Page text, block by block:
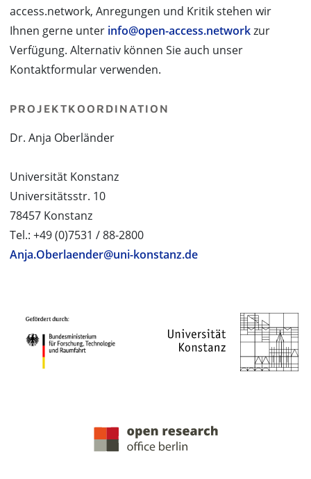
access.network, Anregungen und Kritik stehen wir
Ihnen gerne unter info@open-access.networkzur
Verfügung. Alternativ können Sie auch unser
Kontaktformular verwenden.
PROJEKTKOORDINATION
Dr. Anja Oberländer
Universität Konstanz
Universitätsstr. 10
78457 Konstanz
Tel.: +49 (0)7531 / 88-2800
Anja.Oberlaender@uni-konstanz.de